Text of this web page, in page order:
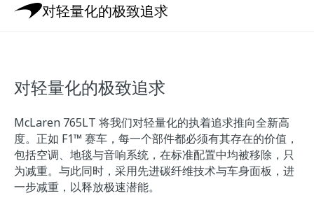
对轻量化的极致追求
对轻量化的极致追求
McLaren 765LT 将我们对轻量化的执着追求推向全新高
度。正如 F1™ 赛车，每一个部件都必须有其存在的价值，
包括空调、地毯与音响系统，在标准配置中均被移除，只
为减重。与此同时，采用先进碳纤维技术与车身面板，进
一步减重，以释放极速潜能。